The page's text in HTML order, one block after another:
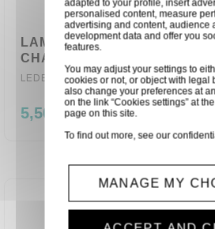
LAMPE MR16 3.1W 230LM
CHAUD
LEDBGU53MR161
5,50 €
adapted to your profile, insert
personalised content, measure
advertising and content, audience
development data and offer you
features.
You may adjust your settings to
cookies or not, or object with legal
also change your preferences at
on the link “Cookies settings” at
page on this site.
To find out more, see our
MANAGE MY